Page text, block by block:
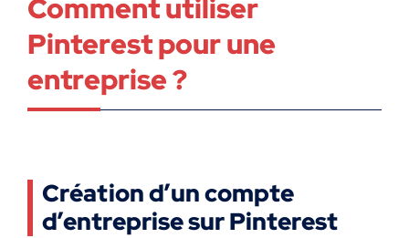
Comment utiliser
Pinterest pour une
entreprise ?
Création d’un compte
d’entreprise sur Pinterest